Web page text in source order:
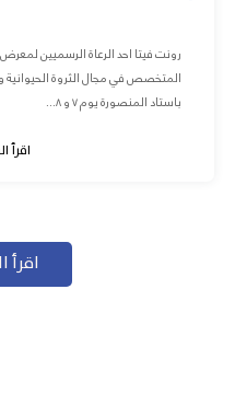
رونت فيتا احد الرعاة الرسميين
المتخصص في مجال الثروة الحيوانية
باستاد المنصورة يوم ٧ و ٨...
اقرأ
اقرأ